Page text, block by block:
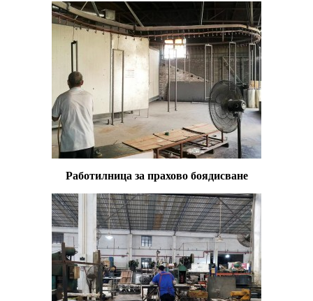
Работилница за прахово боядисване